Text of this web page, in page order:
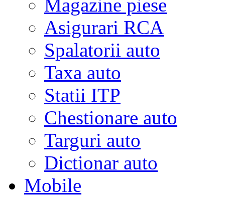
Magazine piese
Asigurari RCA
Spalatorii auto
Taxa auto
Statii ITP
Chestionare auto
Targuri auto
Dictionar auto
Mobile